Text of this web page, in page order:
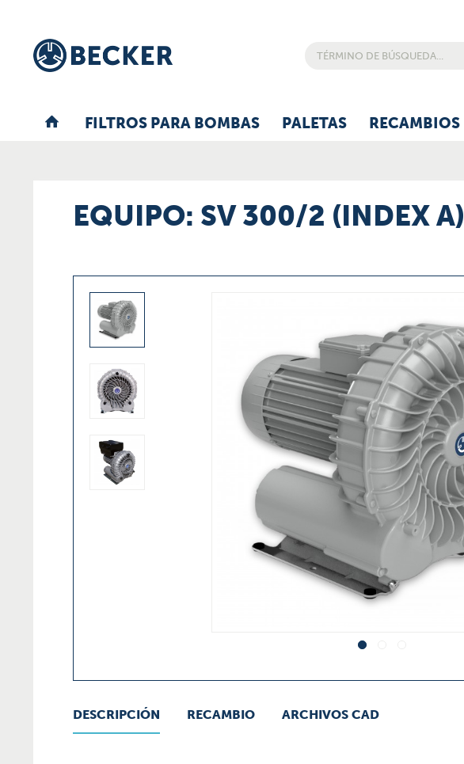
FILTROS PARA BOMBAS PALETAS RECAMBIOS
EQUIPO: SV 300/2 (INDEX A)
DESCRIPCIÓN RECAMBIO ARCHIVOS CAD